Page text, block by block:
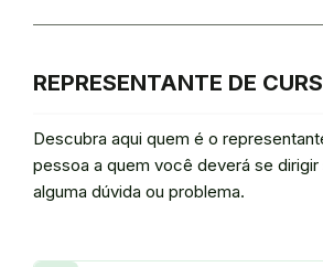
REPRESENTANTE DE
Descubra aqui quem é o
pessoa a quem você deverá se
alguma dúvida ou problema.